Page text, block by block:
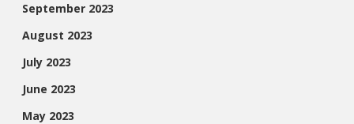
September 2023
August 2023
July 2023
June 2023
May 2023